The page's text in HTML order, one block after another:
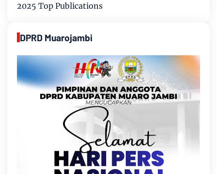
2025 Top Publications
DPRD Muarojambi